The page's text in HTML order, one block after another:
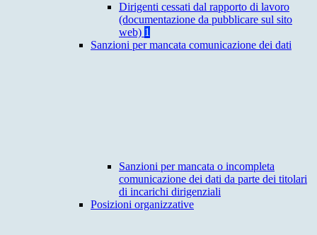
Dirigenti cessati dal rapporto di lavoro
(documentazione da pubblicare sul sito
web) 1
Sanzioni per mancata comunicazione dei dati
Sanzioni per mancata o incompleta
comunicazione dei dati da parte dei titolari
di incarichi dirigenziali
Posizioni organizzative